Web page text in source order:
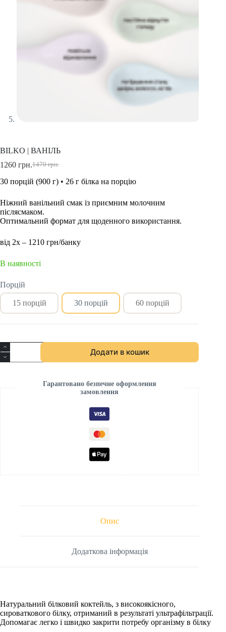
BILKO | ВАНІЛЬ
1470грн.
1260 грн.
30 порцій (900 г) • 26 г білка на порцію
Ніжний ванільний смак із приємним молочним
післясмаком.
Оптимальний формат для щоденного використання.
від 2х – 1210 грн/банку
В наявності
Порцій
15 порцій 30 порцій 60 порцій
Додати в кошик
Гарантовано безпечне оформлення
замовлення
Опис
Додаткова інформація
Натуральний білковий коктейль, з високоякісного,
сироваткового білку, отриманий в результаті ультрафільтрації.
Допомагає легко і швидко закрити потребу організму в білку